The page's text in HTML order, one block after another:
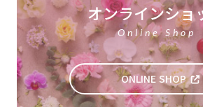
オンラインショ
Online Shop
ONLINE SHOP